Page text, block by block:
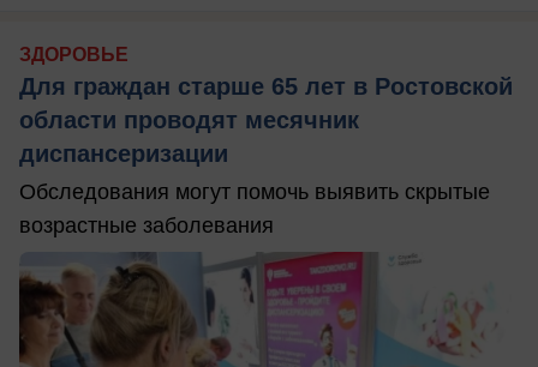
ЗДОРОВЬЕ
Для граждан старше 65 лет в Ростовской
области проводят месячник
диспансеризации
Обследования могут помочь выявить скрытые
возрастные заболевания